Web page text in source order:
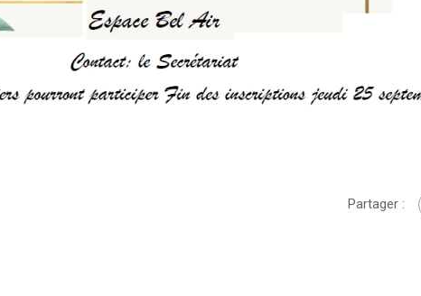
Partager :